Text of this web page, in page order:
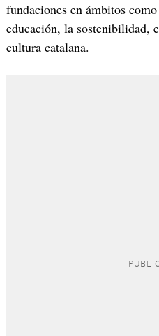
fundaciones en ámbitos
educación, la sostenibilidad,
cultura catalana.